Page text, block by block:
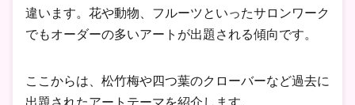
違います。花や動物、フルーツといったサロンワーク
でもオーダーの多いアートが出題される傾向です。
ここからは、松竹梅や四つ葉のクローバーなど過去に